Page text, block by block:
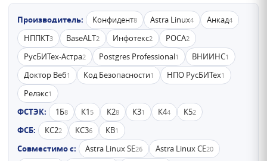
Производитель: Конфидент8 Astra Linux4 Анкад4
НППКТ3 BaseALT2 Инфотекс2 РОСА2
РусБИТех-Астра2 Postgres Professional1 ВНИИНС1
Доктор Веб1 Код Безопасности1 НПО РусБИТех1
Релэкс1
ФСТЭК: 1Б8 К1 5 К28 К31 К44 К52
ФСБ: КС22 КС36 КВ1
Совместимо с: Astra Linux SE26 Astra Linux CE20